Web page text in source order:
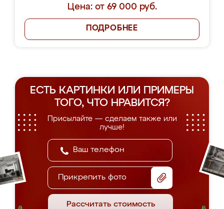
Цена: от 69 000 руб.
ПОДРОБНЕЕ
ЕСТЬ КАРТИНКИ ИЛИ ПРИМЕРЫ
ТОГО, ЧТО НРАВИТСЯ?
Присылайте — сделаем также или
лучше!
Прикрепить фото
Рассчитать стоимость